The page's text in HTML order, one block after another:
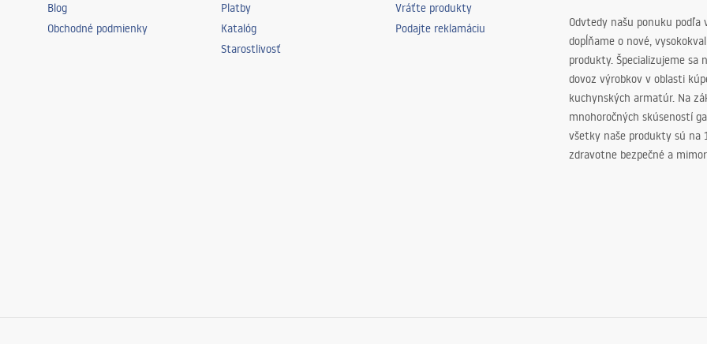
Blog
Obchodné podmienky
Platby
Katalóg
Starostlivosť
Vráťte produkty
Podajte reklamáciu
Odvtedy našu ponuku podľa
dopĺňame o nové,
produkty. Špecializujeme sa
dovoz výrobkov v oblasti
kuchynských armatúr. Na
mnohoročných skúseností
všetky naše produkty sú na
zdravotne bezpečné a